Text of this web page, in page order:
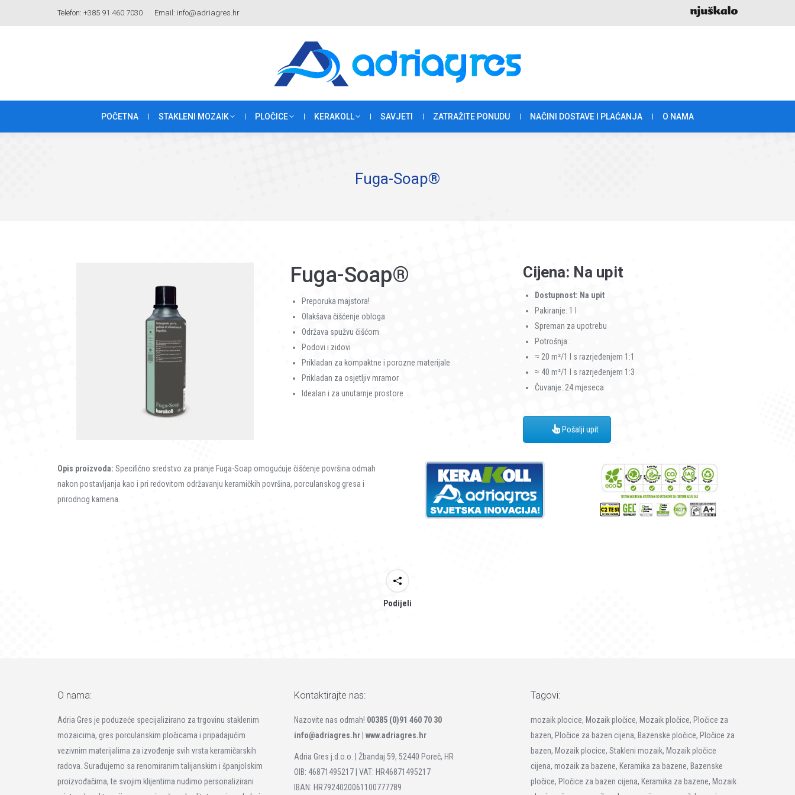
Telefon: +385 91 460 7030 Email: info@adriagres.hr
POČETNA STAKLENI MOZAIK PLOČICE KERAKOLL SAVJETI ZATRAŽITE PONUDU NAČINI DOSTAVE I PLAĆANJA O NAMA
Fuga-Soap®
Fuga-Soap®
Preporuka majstora!
Olakšava čišćenje obloga
Održava spužvu čišćom
Podovi i zidovi
Prikladan za kompaktne i porozne materijale
Prikladan za osjetljiv mramor
Idealan i za unutarnje prostore
Cijena: Na upit
Dostupnost: Na upit
Pakiranje: 1 l
Spreman za upotrebu
Potrošnja :
≈ 20 m²/1 l s razrjeđenjem 1:1
≈ 40 m²/1 l s razrjeđenjem 1:3
Čuvanje: 24 mjeseca
Pošalji upit
Opis proizvoda: Specifično sredstvo za pranje Fuga-Soap omogućuje čišćenje površina odmah
nakon postavljanja kao i pri redovitom održavanju keramičkih površina, porculanskog gresa i
prirodnog kamena.
Podijeli
O nama:
Adria Gres je poduzeće specijalizirano za trgovinu staklenim
mozaicima, gres porculanskim pločicama i pripadajućim
vezivnim materijalima za izvođenje svih vrsta keramičarskih
radova. Surađujemo sa renomiranim talijanskim i španjolskim
proizvođačima, te svojim klijentima nudimo personalizirani
Kontaktirajte nas:
Nazovite nas odmah! 00385 (0)91 460 70 30
info@adriagres.hr | www.adriagres.hr
Adria Gres j.d.o.o. | Žbandaj 59, 52440 Poreč, HR
OIB: 46871495217 | VAT: HR46871495217
IBAN: HR7924020061100777789
Tagovi:
mozaik plocice, Mozaik pločice, Mozaik pločice, Pločice za
bazen, Pločice za bazen cijena, Bazenske pločice, Pločice za
bazen, Mozaik plocice, Stakleni mozaik, Mozaik pločice
cijena, mozaik za bazene, Keramika za bazene, Bazenske
pločice, Pločice za bazen cijena, Keramika za bazene, Mozaik